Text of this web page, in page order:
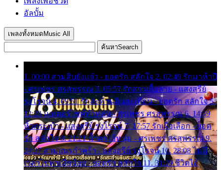
อัลบั้ม
เพลงทั้งหมด Music All
ค้นหาSearch
1. 00:00 สามสิบยังแจ๋ว - ยอดรัก สลักใจ 2. 02:49 รักมาห้าปี
- ศรเพชร ศรสุพรรณ 3. 05:57 รักสาวเสื้อลาย - แสงสุรีย์
รุ่งโรจน์ 4. 09:51 รักสะท้านดินสะเทือน - ยอดรัก สลักใจ 5.
12:23 มอเตอร์ไซค์ทำหล่น - ศรเพชร ศรสุพรรณ 6. 14:49
หิ้วกระเป๋า - แสงสุรีย์ รุ่งโรจน์ 7. 17:57 รักเผื่อเลือก - ยอด
รัก สลักใจ 8. 21:21 น้ำตาไอ้หนุ่ม - ศรเพชร ศรสุพรรณ 9.
24:27 สามเณรกำพร้า - แสงสุรีย์ รุ่งโรจน์ 10. 28:08 ไม่มี
เวลาไปหาเมียน้อย - ยอดรัก สลักใจ 11. 31:29 ชีวิตไอ้